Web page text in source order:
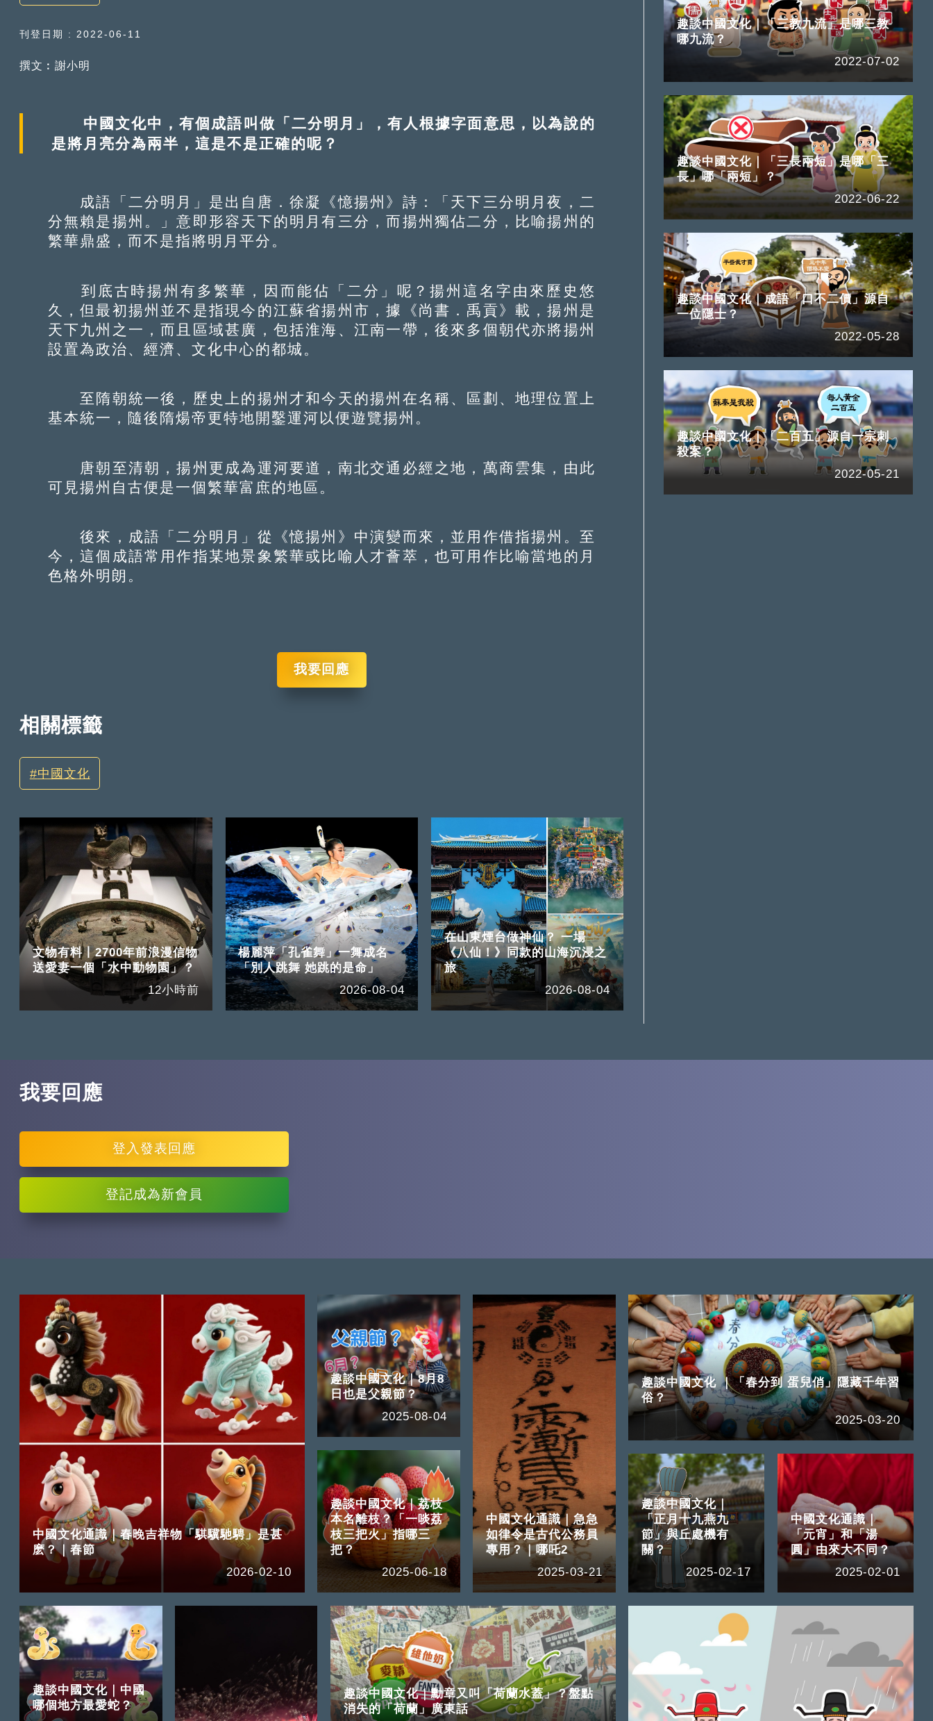
刊登日期 : 2022-06-11
撰文︰謝小明
中國文化中，有個成語叫做「二分明月」，有人根據字面意思，以為說的
是將月亮分為兩半，這是不是正確的呢？
成語「二分明月」是出自唐．徐凝《憶揚州》詩：「天下三分明月夜，二
分無賴是揚州。」意即形容天下的明月有三分，而揚州獨佔二分，比喻揚州的
繁華鼎盛，而不是指將明月平分。
到底古時揚州有多繁華，因而能佔「二分」呢？揚州這名字由來歷史悠
久，但最初揚州並不是指現今的江蘇省揚州市，據《尚書．禹貢》載，揚州是
天下九州之一，而且區域甚廣，包括淮海、江南一帶，後來多個朝代亦將揚州
設置為政治、經濟、文化中心的都城。
至隋朝統一後，歷史上的揚州才和今天的揚州在名稱、區劃、地理位置上
基本統一，隨後隋煬帝更特地開鑿運河以便遊覽揚州。
唐朝至清朝，揚州更成為運河要道，南北交通必經之地，萬商雲集，由此
可見揚州自古便是一個繁華富庶的地區。
後來，成語「二分明月」從《憶揚州》中演變而來，並用作借指揚州。至
今，這個成語常用作指某地景象繁華或比喻人才薈萃，也可用作比喻當地的月
色格外明朗。
我要回應
相關標籤
中國文化
文物有料丨2700年前浪漫信物
送愛妻一個「水中動物園」？
12小時前
楊麗萍「孔雀舞」一舞成名
「別人跳舞 她跳的是命」
2026-08-04
在山東煙台做神仙？ 一場
《八仙！》同款的山海沉浸之
旅
2026-08-04
趣談中國文化｜「三教九流」是哪三教
哪九流？
2022-07-02
趣談中國文化｜「三長兩短」是哪「三
長」哪「兩短」？
2022-06-22
趣談中國文化｜成語「口不二價」源自
一位隱士？
2022-05-28
趣談中國文化｜「二百五」源自一宗刺
殺案？
2022-05-21
我要回應
登入發表回應
登記成為新會員
中國文化通識｜春晚吉祥物「騏驥馳騁」是甚
麽？｜春節
2026-02-10
趣談中國文化｜8月8
日也是父親節？
2025-08-04
趣談中國文化｜荔枝
本名離枝？「一啖荔
枝三把火」指哪三
把？
2025-06-18
中國文化通識｜急急
如律令是古代公務員
專用？｜哪吒2
2025-03-21
趣談中國文化 ｜「春分到 蛋兒俏」隱藏千年習
俗？
2025-03-20
趣談中國文化｜
「正月十九燕九
節」與丘處機有
關？
2025-02-17
中國文化通識｜
「元宵」和「湯
圓」由來大不同？
2025-02-01
趣談中國文化｜中國
哪個地方最愛蛇？
趣談中國文化｜勳章又叫「荷蘭水蓋」？盤點
消失的「荷蘭」廣東話